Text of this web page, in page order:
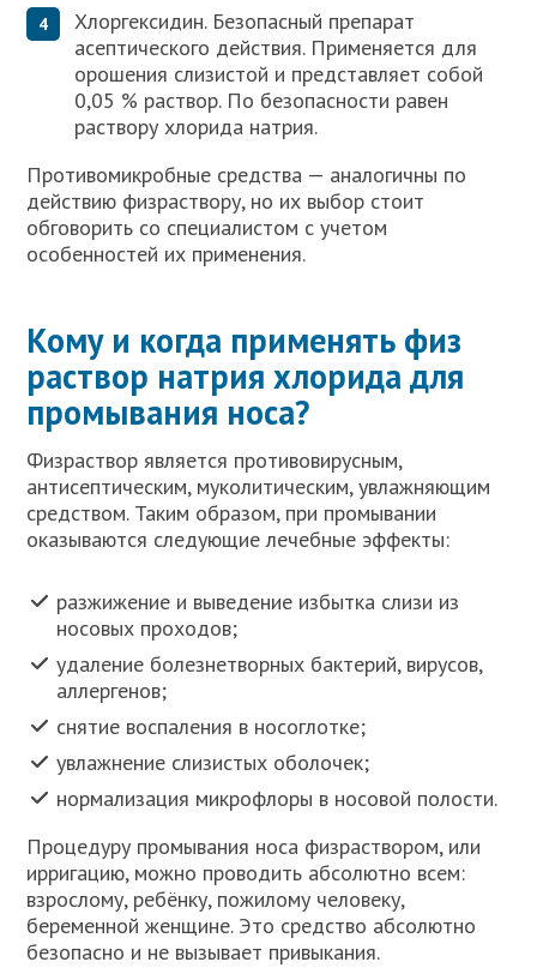
Хлоргексидин. Безопасный препарат
асептического действия. Применяется для
орошения слизистой и представляет собой
0,05 % раствор. По безопасности равен
раствору хлорида натрия.
Противомикробные средства — аналогичны по
действию физраствору, но их выбор стоит
обговорить со специалистом с учетом
особенностей их применения.
Кому и когда применять физ
раствор натрия хлорида для
промывания носа?
Физраствор является противовирусным,
антисептическим, муколитическим, увлажняющим
средством. Таким образом, при промывании
оказываются следующие лечебные эффекты:
разжижение и выведение избытка слизи из
носовых проходов;
удаление болезнетворных бактерий, вирусов,
аллергенов;
снятие воспаления в носоглотке;
увлажнение слизистых оболочек;
нормализация микрофлоры в носовой полости.
Процедуру промывания носа физраствором, или
ирригацию, можно проводить абсолютно всем:
взрослому, ребёнку, пожилому человеку,
беременной женщине. Это средство абсолютно
безопасно и не вызывает привыкания.